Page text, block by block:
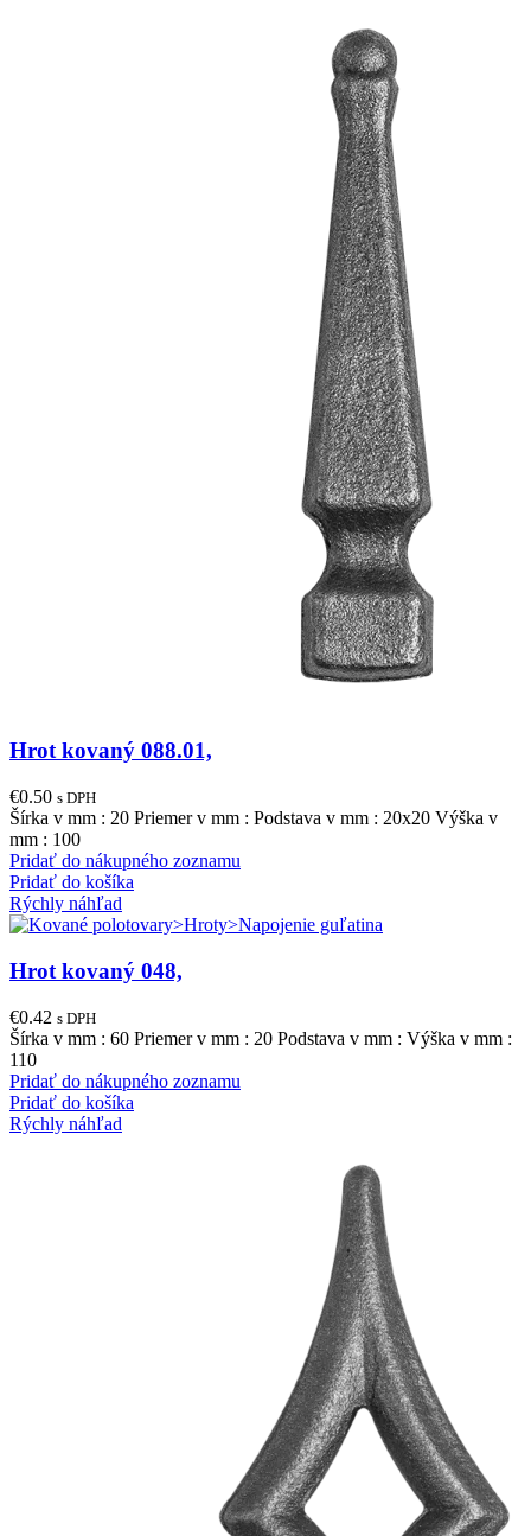
Hrot kovaný 088.01,
€0.50 s DPH
Šírka v mm : 20 Priemer v mm : Podstava v mm : 20x20 Výška v
mm : 100
Pridať do nákupného zoznamu
Pridať do košíka
Rýchly náhľad
Hrot kovaný 048,
€0.42 s DPH
Šírka v mm : 60 Priemer v mm : 20 Podstava v mm : Výška v mm :
110
Pridať do nákupného zoznamu
Pridať do košíka
Rýchly náhľad